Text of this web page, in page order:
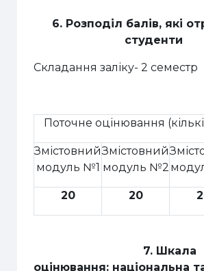
6. Розподіл балів, які
студенти
Складання заліку- 2 семестр
Поточне оцінювання
Змістовний
модуль №1
Змістовний
модуль №2
20 20
7. Шкала
оцінювання: національна